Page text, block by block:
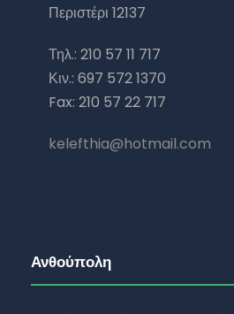
Περιστέρι 12137
Τηλ.: 210 57 11 717
Κιν.: 697 572 1370
Fax: 210 57 22 717
kelefthia@hotmail.com
Ανθούπολη